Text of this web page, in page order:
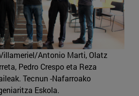
Antonio Marti, Olatz
Pedro Crespo eta Reza
Tecnun -Nafarroako
Eskola.